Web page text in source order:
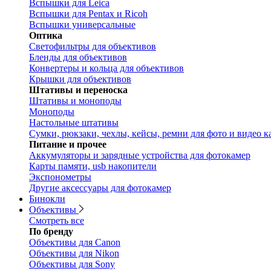
Вспышки для Leica
Вспышки для Pentax и Ricoh
Вспышки универсальные
Оптика
Светофильтры для объективов
Бленды для объективов
Конвертеры и кольца для объективов
Крышки для объективов
Штативы и переноска
Штативы и моноподы
Моноподы
Настольные штативы
Сумки, рюкзаки, чехлы, кейсы, ремни для фото и видео
Питание и прочее
Аккумуляторы и зарядные устройства для фотокамер
Карты памяти, usb накопители
Экспонометры
Другие аксессуары для фотокамер
Бинокли
Объективы
Смотреть все
По бренду
Объективы для Canon
Объективы для Nikon
Объективы для Sony